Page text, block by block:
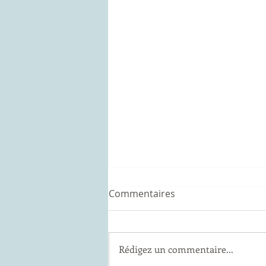
Commentaires
Rédigez un commentaire...